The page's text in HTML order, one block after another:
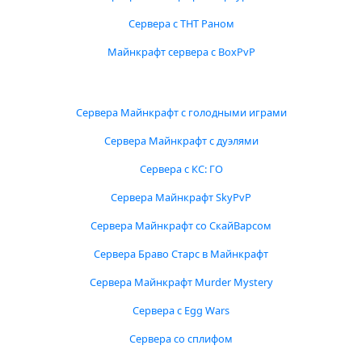
Сервера с ТНТ Раном
Майнкрафт сервера с BoxPvP
Сервера Майнкрафт с голодными играми
Сервера Майнкрафт с дуэлями
Сервера с КС: ГО
Сервера Майнкрафт SkyPvP
Сервера Майнкрафт со СкайВарсом
Сервера Браво Старс в Майнкрафт
Сервера Майнкрафт Murder Mystery
Сервера с Egg Wars
Сервера со сплифом